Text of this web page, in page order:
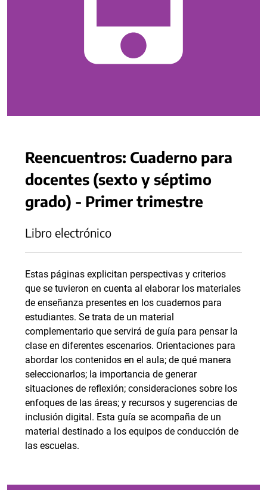
Reencuentros: Cuaderno para
docentes (sexto y séptimo
grado) - Primer trimestre
Libro electrónico
Estas páginas explicitan perspectivas y criterios
que se tuvieron en cuenta al elaborar los materiales
de enseñanza presentes en los cuadernos para
estudiantes. Se trata de un material
complementario que servirá de guía para pensar la
clase en diferentes escenarios. Orientaciones para
abordar los contenidos en el aula; de qué manera
seleccionarlos; la importancia de generar
situaciones de reflexión; consideraciones sobre los
enfoques de las áreas; y recursos y sugerencias de
inclusión digital. Esta guía se acompaña de un
material destinado a los equipos de conducción de
las escuelas.